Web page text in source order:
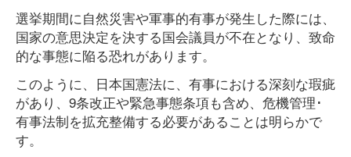
選挙期間に自然災害や軍事的有事が発生した際には、
国家の意思決定を決する国会議員が不在となり、致命
的な事態に陥る恐れがあります。
このように、日本国憲法に、有事における深刻な瑕疵
があり、9条改正や緊急事態条項も含め、危機管理･
有事法制を拡充整備する必要があることは明らかで
す。